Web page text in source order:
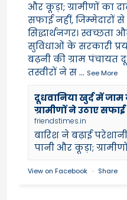
और कूड़ा; ग्रामीणों का
सफाई नहीं, जिम्मेदारों
सिद्धार्थनगर। स्वच्छता
सुविधाओं के सरकारी
बढ़नी की ग्राम पंचायत
तस्वीरों ने स... See More
दूधवानिया खुर्द में
ग्रामीणों ने उठाए
friendstimes.in
बारिश ने बढ़ाई
पानी और कूड़ा;
View on Facebook · Share